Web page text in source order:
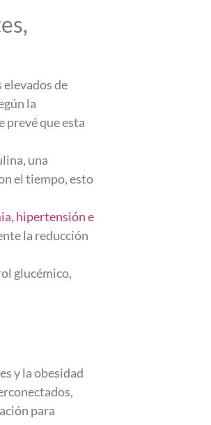
de
la
prevé que esta
una
el tiempo, esto
hipertensión e
la reducción
glucémico,
y la obesidad
para